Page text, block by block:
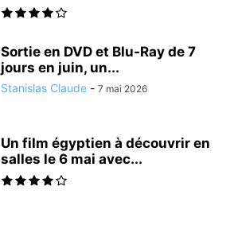
Sortie en DVD et Blu-Ray de 7
jours en juin, un...
Stanislas Claude - 7 mai 2026
Un film égyptien à découvrir en
salles le 6 mai avec...